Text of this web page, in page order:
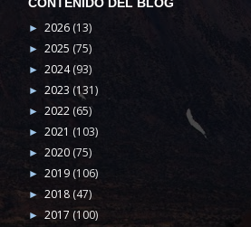
► 2026(13)
► 2025 (75)
► 2024(93)
► 2023 (131)
► 2022 (65)
► 2021 (103)
► 2020 (75)
► 2019 (106)
► 2018 (47)
► 2017 (100)